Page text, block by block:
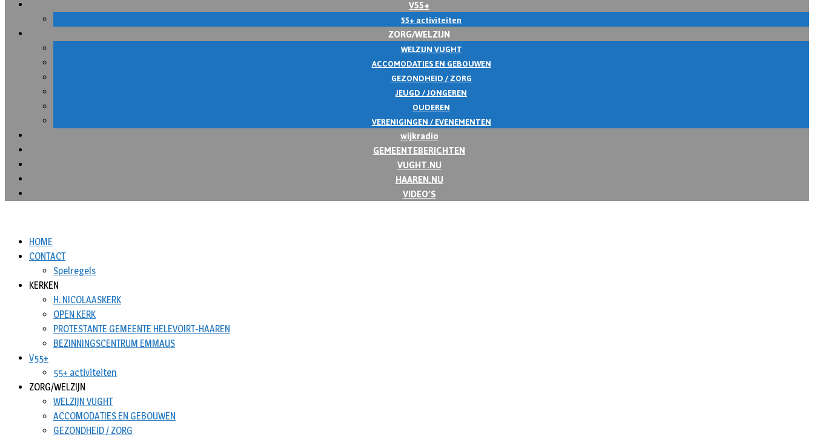
V55+
55+ activiteiten
ZORG/WELZIJN
WELZIJN VUGHT
ACCOMODATIES EN GEBOUWEN
GEZONDHEID / ZORG
JEUGD / JONGEREN
OUDEREN
VERENIGINGEN / EVENEMENTEN
wijkradio
GEMEENTEBERICHTEN
VUGHT.NU
HAAREN.NU
VIDEO’S
HOME
CONTACT
Spelregels
KERKEN
H. NICOLAASKERK
OPEN KERK
PROTESTANTE GEMEENTE HELEVOIRT-HAAREN
BEZINNINGSCENTRUM EMMAUS
V55+
55+ activiteiten
ZORG/WELZIJN
WELZIJN VUGHT
ACCOMODATIES EN GEBOUWEN
GEZONDHEID / ZORG